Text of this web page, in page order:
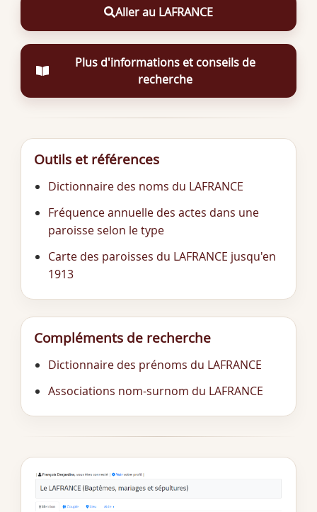
Aller au LAFRANCE
Plus d'informations et conseils de
recherche
Outils et références
Dictionnaire des noms du LAFRANCE
Fréquence annuelle des actes dans une
paroisse selon le type
Carte des paroisses du LAFRANCE jusqu'en
1913
Compléments de recherche
Dictionnaire des prénoms du LAFRANCE
Associations nom-surnom du LAFRANCE